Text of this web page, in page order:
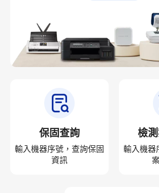
保固查詢
輸入機器序號，查詢保固
資訊
檢
輸入機器